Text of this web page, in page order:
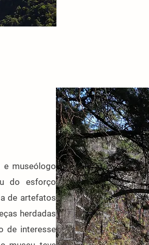
e museólogo
do esforço
de artefatos
herdadas
de interesse